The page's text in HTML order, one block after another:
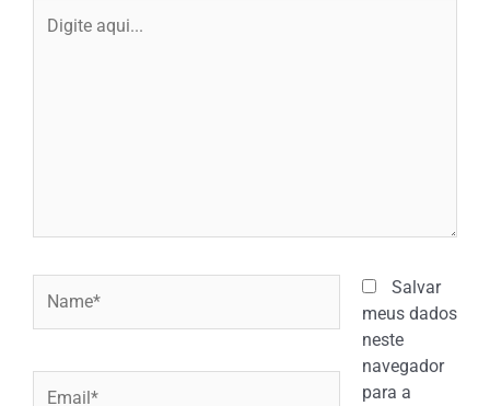
aqui...
Salvar
meus dados
neste
navegador
para a